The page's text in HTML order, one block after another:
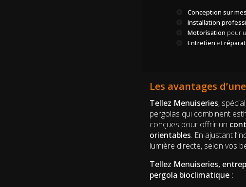
Conception sur
Installation
Motorisation pour
Entretien et
Les avantages
Tellez Menuiseries,
pergolas qui combinent
conçues pour offrir un
orientables. En ajustant
lumière directe, selon vos
Tellez Menuiseries,
pergola bioclimatique :